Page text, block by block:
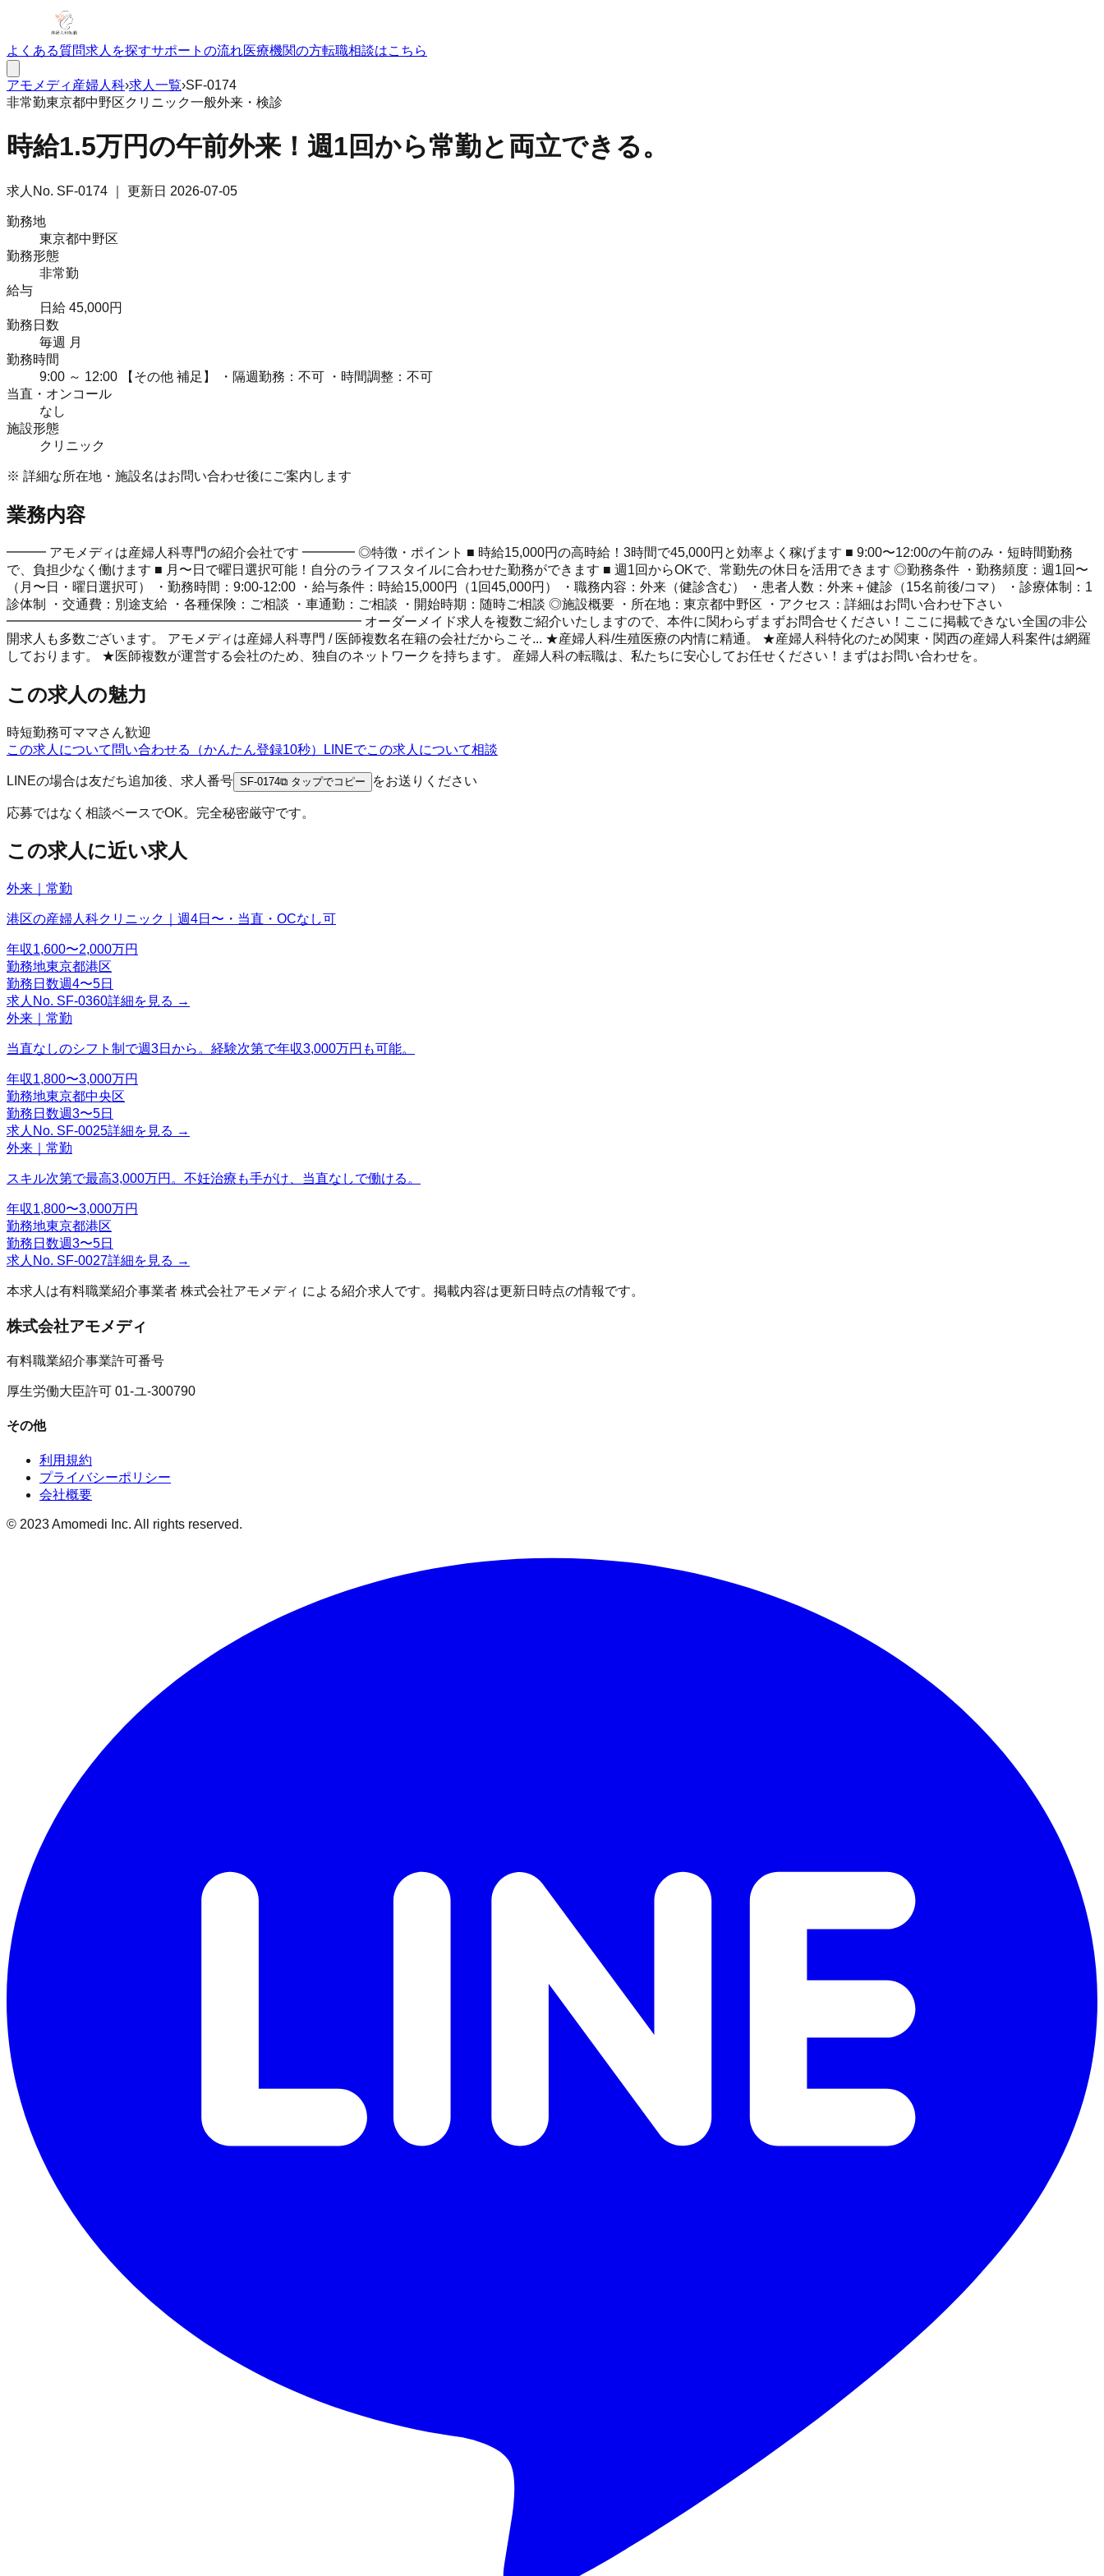
よくある質問求人を探すサポートの流れ医療機関の方転職相談はこちら
アモメディ 産婦人科›求人一覧›SF-0174
非常勤東京都中野区クリニック一般外来・検診
時給1.5万円の午前外来！週1回から常勤と両立できる。
求人No. SF-0174 ｜ 更新日 2026-07-05
勤務地
東京都中野区
勤務形態
非常勤
給与
日給 45,000円
勤務日数
毎週 月
勤務時間
9:00 ～ 12:00 【その他 補足】 ・隔週勤務：不可 ・時間調整：不可
当直・オンコール
なし
施設形態
クリニック
※ 詳細な所在地・施設名はお問い合わせ後にご案内します
業務内容
━━━ アモメディは産婦人科専門の紹介会社です ━━━━ ◎特徴・ポイント ■ 時給15,000円の高時給！3時間で45,000円と効率よく稼げます ■ 9:00〜12:00の午前のみ・短時間勤務
で、負担少なく働けます ■ 月〜日で曜日選択可能！自分のライフスタイルに合わせた勤務ができます ■ 週1回からOKで、常勤先の休日を活用できます ◎勤務条件 ・勤務頻度：週1回〜
（月〜日・曜日選択可） ・勤務時間：9:00-12:00 ・給与条件：時給15,000円（1回45,000円） ・職務内容：外来（健診含む） ・患者人数：外来＋健診（15名前後/コマ） ・診療体制：1
診体制 ・交通費：別途支給 ・各種保険：ご相談 ・車通勤：ご相談 ・開始時期：随時ご相談 ◎施設概要 ・所在地：東京都中野区 ・アクセス：詳細はお問い合わせ下さい
━━━━━━━━━━━━━━━━━━━━━━━━━━━ オーダーメイド求人を複数ご紹介いたしますので、本件に関わらずまずお問合せください！ここに掲載できない全国の非公
開求人も多数ございます。 アモメディは産婦人科専門 / 医師複数名在籍の会社だからこそ... ★産婦人科/生殖医療の内情に精通。 ★産婦人科特化のため関東・関西の産婦人科案件は網羅
しております。 ★医師複数が運営する会社のため、独自のネットワークを持ちます。 産婦人科の転職は、私たちに安心してお任せください！まずはお問い合わせを。
この求人の魅力
時短勤務可ママさん歓迎
この求人について問い合わせる（かんたん登録10秒）
LINEでこの求人について相談
LINEの場合は友だち追加後、求人番号 SF-0174⧉ タップでコピー をお送りください
応募ではなく相談ベースでOK。完全秘密厳守です。
この求人に近い求人
外来｜常勤
港区の産婦人科クリニック｜週4日〜・当直・OCなし可
年収1,600〜2,000万円
勤務地東京都港区
勤務日数週4〜5日
求人No. SF-0360詳細を見る →
外来｜常勤
当直なしのシフト制で週3日から。経験次第で年収3,000万円も可能。
年収1,800〜3,000万円
勤務地東京都中央区
勤務日数週3〜5日
求人No. SF-0025詳細を見る →
外来｜常勤
スキル次第で最高3,000万円。不妊治療も手がけ、当直なしで働ける。
年収1,800〜3,000万円
勤務地東京都港区
勤務日数週3〜5日
求人No. SF-0027詳細を見る →
本求人は有料職業紹介事業者 株式会社アモメディ による紹介求人です。掲載内容は更新日時点の情報です。
株式会社アモメディ
有料職業紹介事業許可番号
厚生労働大臣許可 01-ユ-300790
その他
利用規約
プライバシーポリシー
会社概要
© 2023 Amomedi Inc. All rights reserved.